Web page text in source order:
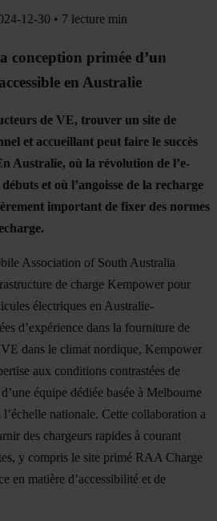
12-30 • 7 lecture min
conception primée d’un
en Australie
de VE, trouver un site de
et accueillant peut faire le succès
Australie, où la révolution de l’e-
et où l’angoisse de la recharge
important de fixer des normes
Association of South Australia
de charge Kempower pour
électriques en Australie-
d’expérience dans la fourniture de
dans le climat nordique, Kempower
aux conditions contrastées de
équipe dédiée basée à Melbourne
nationale. Cette collaboration a
des chargeurs rapides à courant
y compris le site primé RAA Charge
en matière d’accessibilité et de